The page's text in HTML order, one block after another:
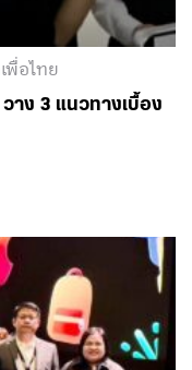
พื่อไทย
าง 3 แนวทางเบื้อง